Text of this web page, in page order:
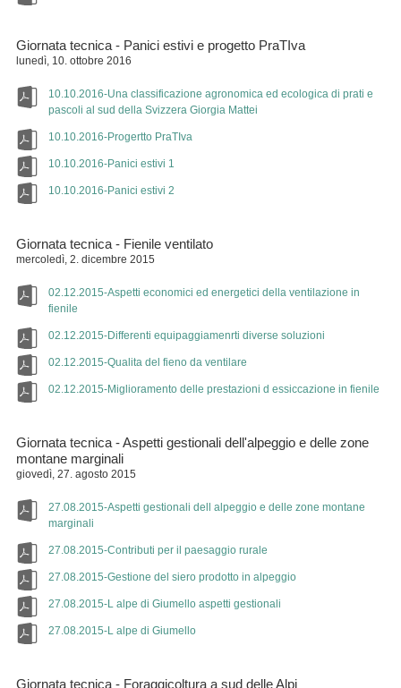
Giornata tecnica - Panici estivi e progetto PraTIva
lunedì, 10. ottobre 2016
10.10.2016-Una classificazione agronomica ed ecologica di prati e
pascoli al sud della Svizzera Giorgia Mattei
10.10.2016-Progertto PraTIva
10.10.2016-Panici estivi 1
10.10.2016-Panici estivi 2
Giornata tecnica - Fienile ventilato
mercoledì, 2. dicembre 2015
02.12.2015-Aspetti economici ed energetici della ventilazione in
fienile
02.12.2015-Differenti equipaggiamenrti diverse soluzioni
02.12.2015-Qualita del fieno da ventilare
02.12.2015-Miglioramento delle prestazioni d essiccazione in fienile
Giornata tecnica - Aspetti gestionali dell'alpeggio e delle zone
montane marginali
giovedì, 27. agosto 2015
27.08.2015-Aspetti gestionali dell alpeggio e delle zone montane
marginali
27.08.2015-Contributi per il paesaggio rurale
27.08.2015-Gestione del siero prodotto in alpeggio
27.08.2015-L alpe di Giumello aspetti gestionali
27.08.2015-L alpe di Giumello
Giornata tecnica - Foraggicoltura a sud delle Alpi